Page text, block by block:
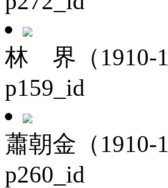
林 界（1910-
p159_id
蕭朝金（1910-
p260_id